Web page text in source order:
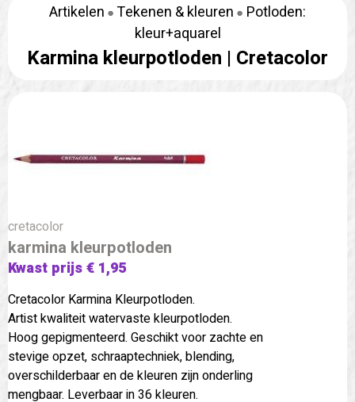
Artikelen Tekenen & kleuren
Potloden:
kleur+aquarel
Karmina kleurpotloden | Cretacolor
cretacolor
karmina kleurpotloden
Kwast prijs € 1,95
Cretacolor Karmina Kleurpotloden.
Artist kwaliteit watervaste kleurpotloden.
Hoog gepigmenteerd. Geschikt voor zachte en
stevige opzet, schraaptechniek, blending,
overschilderbaar en de kleuren zijn onderling
mengbaar. Leverbaar in 36 kleuren.